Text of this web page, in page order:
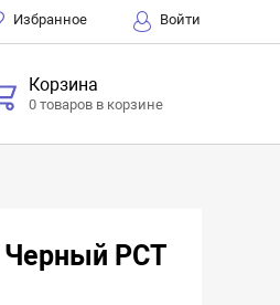
Избранное Войти
Корзина
0 товаров в корзине
Черный РСТ